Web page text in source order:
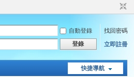
自動登錄
找回密碼
登錄 立即註冊
快捷導航